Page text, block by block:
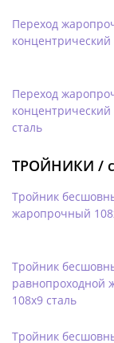
Переход
концентрический
Переход
концентрический
сталь
ТРОЙНИКИ /
Тройник
жаропрочный
Тройник
равнопроходной
108х9 сталь
Тройник